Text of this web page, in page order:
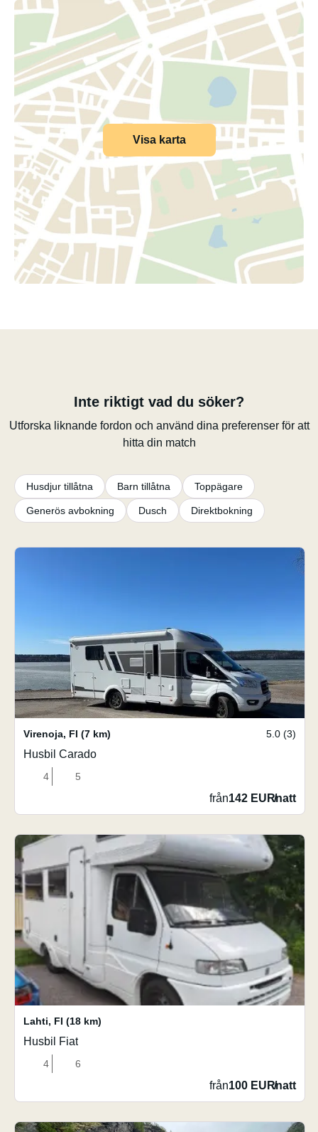
Visa karta
Inte riktigt vad du söker?
Utforska liknande fordon och använd dina preferenser för att
hitta din match
Husdjur tillåtna Barn tillåtna Toppägare
Generös avbokning Dusch Direktbokning
Virenoja, FI (7 km) 5.0 (3)
Husbil Carado
4 5
från142 EUR/natt
Lahti, FI (18 km)
Husbil Fiat
4 6
från100 EUR/natt